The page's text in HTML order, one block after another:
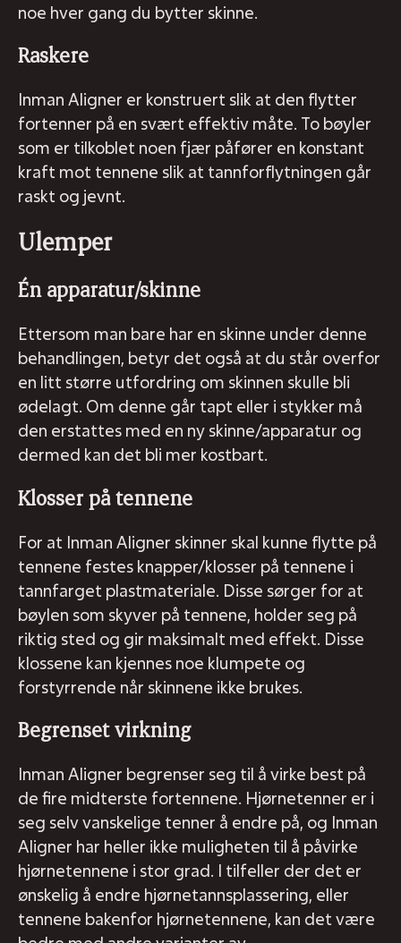
noe hver gang du bytter skinne.
Raskere
Inman Aligner er konstruert slik at den flytter
fortenner på en svært effektiv måte. To bøyler
som er tilkoblet noen fjær påfører en konstant
kraft mot tennene slik at tannforflytningen går
raskt og jevnt.
Ulemper
Én apparatur/skinne
Ettersom man bare har en skinne under denne
behandlingen, betyr det også at du står overfor
en litt større utfordring om skinnen skulle bli
ødelagt. Om denne går tapt eller i stykker må
den erstattes med en ny skinne/apparatur og
dermed kan det bli mer kostbart.
Klosser på tennene
For at Inman Aligner skinner skal kunne flytte på
tennene festes knapper/klosser på tennene i
tannfarget plastmateriale. Disse sørger for at
bøylen som skyver på tennene, holder seg på
riktig sted og gir maksimalt med effekt. Disse
klossene kan kjennes noe klumpete og
forstyrrende når skinnene ikke brukes.
Begrenset virkning
Inman Aligner begrenser seg til å virke best på
de fire midterste fortennene. Hjørnetenner er i
seg selv vanskelige tenner å endre på, og Inman
Aligner har heller ikke muligheten til å påvirke
hjørnetennene i stor grad. I tilfeller der det er
ønskelig å endre hjørnetannsplassering, eller
tennene bakenfor hjørnetennene, kan det være